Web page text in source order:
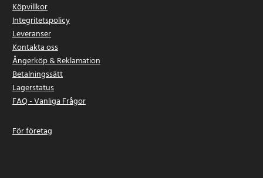
Köpvillkor
Integritetspolicy
Leveranser
Kontakta oss
Ångerköp & Reklamation
Betalningssätt
Lagerstatus
FAQ - Vanliga Frågor
För företag